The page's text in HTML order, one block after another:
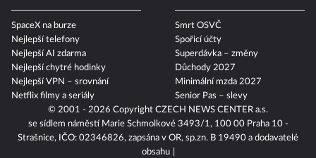
© 2001 - 2026 Copyright CZECH NEWS CENTER a.s.
se sídlem náměstí Marie Schmolkové 3493/1, 100 00 Praha 10 -
Strašnice, IČO: 02346826, zapsána v OR, sp.zn. B 19490 a dodavatelé
obsahu
SpaceX na burze
Nejlepší telefony
Nejlepší AI zdarma
Nejlepší chytré hodinky
Nejlepší VPN – srovnání
Netflix filmy a seriály
Smrt OSVČ
Spořicí účty
Superdávka – změny
Důchody 2027
Minimální mzda 2027
Senior Pas – slevy